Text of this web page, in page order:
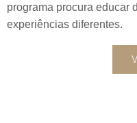
programa procura educar
experiências diferentes.